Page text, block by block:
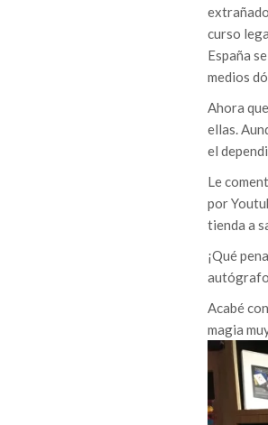
curso
España
medios
Ahora
ellas.
el
Le
por
tienda a
¡Qué
Acabé
magia